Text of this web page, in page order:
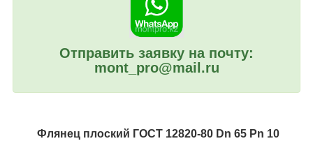
Отправить заявку на почту:
mont_pro@mail.ru
Флянец плоский ГОСТ 12820-80 Dn 65 Pn 10